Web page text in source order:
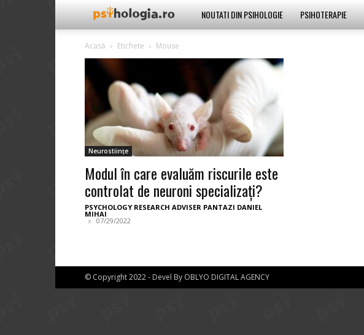
Psihologia.ro
NOUTATI DIN PSIHOLOGIE PSIHOTERAPIE
Acasă Etichete Mouse
Neurostiințe
Modul în care evaluăm riscurile este
controlat de neuroni specializaţi?
PSYCHOLOGY RESEARCH ADVISER PANTAZI DANIEL
MIHAI
07/29/2022
© Copyright 2022 - Devel By OBLYO DIGITAL AGENCY